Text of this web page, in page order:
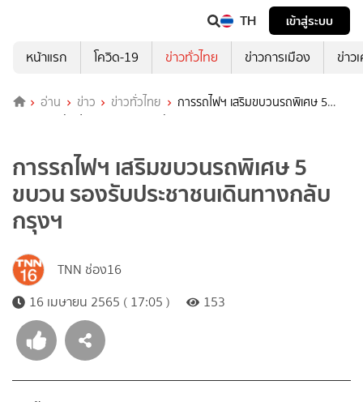
TH
เข้าสู่ระบบ
หน้าแรก
โควิด-19 ข่าวทั่วไทย ข่าวการเมือง ข่าว
อ่าน ข่าว ข่าวทั่วไทย
การรถไฟฯ เสริมขบวนรถพิเศษ 5
ขบวน รองรับประชาชนเดินทางกลับกรุงฯ
การรถไฟฯ เสริมขบวนรถพิเศษ 5
ขบวน รองรับประชาชนเดินทางกลับ
กรุงฯ
TNN ช่อง16
16 เมษายน 2565 ( 17:05 )
153